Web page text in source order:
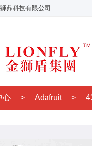
鼎科技有限公司
心 > Adafruit >